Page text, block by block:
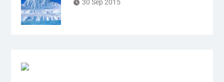
30 Sep 2015